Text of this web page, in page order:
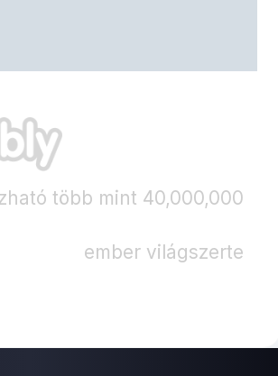
több mint 40,000,000
ember világszerte